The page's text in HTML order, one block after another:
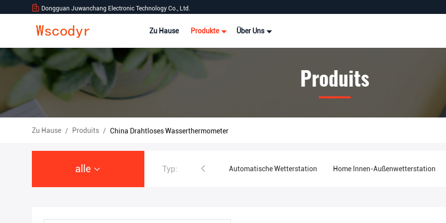
Dongguan Juwanchang Electronic Technology Co., Ltd.
Zu Hause Produkte Über Uns
Produits
Zu Hause / Produits / China Drahtloses Wasserthermometer
alle Typ:
Drahtlose Wetterstation Automatische Wetterstation Home Innen-Außenwetterstation